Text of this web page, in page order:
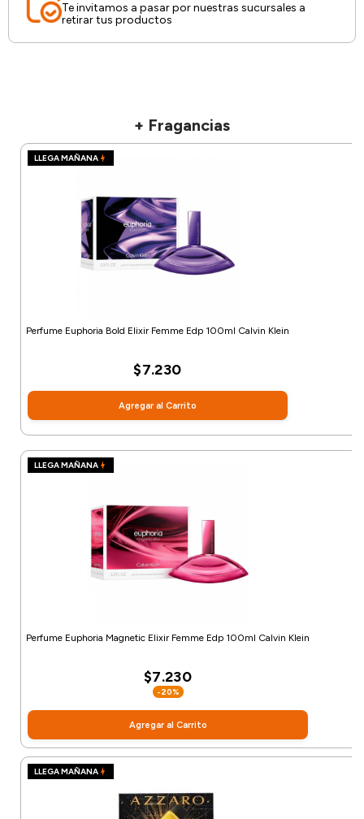
Te invitamos a pasar por nuestras sucursales a
retirar tus productos
+ Fragancias
LLEGA MAÑANA
Perfume Euphoria Bold Elixir Femme Edp 100ml Calvin Klein
$7.230
Agregar al Carrito
LLEGA MAÑANA
Perfume Euphoria Magnetic Elixir Femme Edp 100ml Calvin Klein
$7.230
-20%
Agregar al Carrito
LLEGA MAÑANA